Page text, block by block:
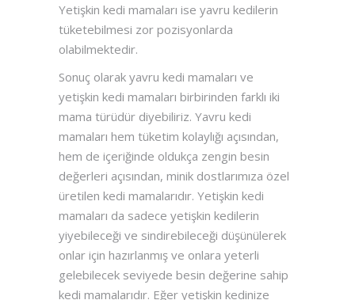
Yetişkin kedi mamaları ise yavru kedilerin
tüketebilmesi zor pozisyonlarda
olabilmektedir.
Sonuç olarak yavru kedi mamaları ve
yetişkin kedi mamaları birbirinden farklı iki
mama türüdür diyebiliriz. Yavru kedi
mamaları hem tüketim kolaylığı açısından,
hem de içeriğinde oldukça zengin besin
değerleri açısından, minik dostlarımıza özel
üretilen kedi mamalarıdır. Yetişkin kedi
mamaları da sadece yetişkin kedilerin
yiyebileceği ve sindirebileceği düşünülerek
onlar için hazırlanmış ve onlara yeterli
gelebilecek seviyede besin değerine sahip
kedi mamalarıdır. Eğer yetişkin kedinize